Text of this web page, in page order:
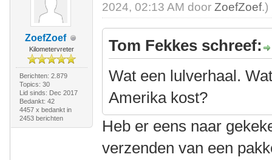
ZoefZoef
Kilometervreter
Berichten: 2.879
Topics: 30
Lid sinds: Dec 2017
Bedankt: 42
4457 x bedankt in
2453 berichten
2024, 02:13 AM doorZoefZoef.)
Tom Fekkes schreef:
Wat een lulverhaal.
Amerika kost?
Heb er eens naar
verzenden van een